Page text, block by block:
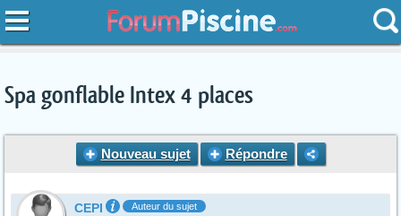
Spa gonflable Intex 4 places
Nouveau sujet Répondre
CEPI Auteur du sujet